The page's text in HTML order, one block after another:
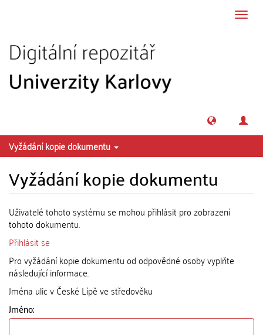
Vyžádání kopie dokumentu
Vyžádání kopie dokumentu
Uživatelé tohoto systému se mohou přihlásit pro zobrazení
tohoto dokumentu.
Přihlásit se
Pro vyžádání kopie dokumentu od odpovědné osoby vyplňte
následující informace.
Jména ulic v České Lípě ve středověku
Jméno: